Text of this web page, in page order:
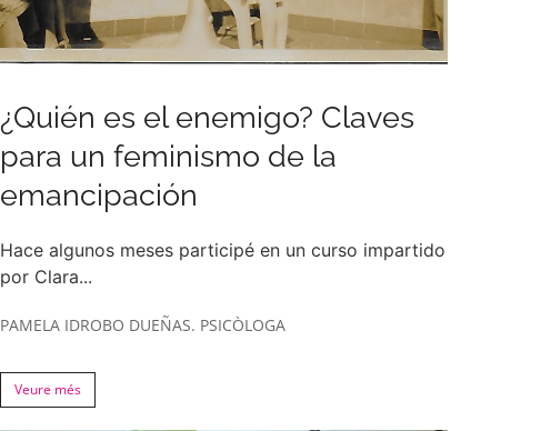
¿Quién es el enemigo? Claves
para un feminismo de la
emancipación
Hace algunos meses participé en un curso impartido
por Clara...
PAMELA IDROBO DUEÑAS. PSICÒLOGA
Veure més